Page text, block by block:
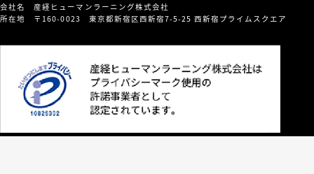
会社名 産経ヒューマンラーニング株式会社
所在地 〒160-0023 東京都新宿区西新宿7-5-25 西新宿プライムスクエア